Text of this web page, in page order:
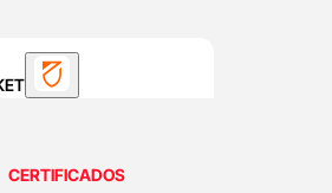
Padel De
CERTIFICADOS